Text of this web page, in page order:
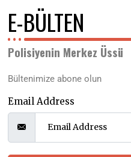
E-BÜLTEN
Polisiyenin Merkez Üssü
Bültenimize abone olun
Email Address